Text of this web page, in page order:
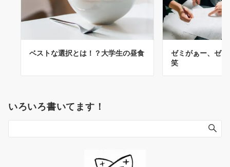
ベストな選択とは！？大学生の昼食
ゼミがぁー、ゼ
笑
いろいろ書いてます！